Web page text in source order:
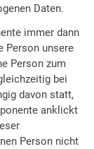
Daten.
immer dann
Person unsere
Person zum
bei
davon statt,
anklickt
Person nicht